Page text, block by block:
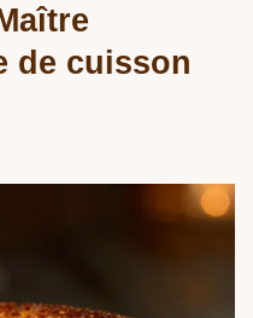
de cuisson